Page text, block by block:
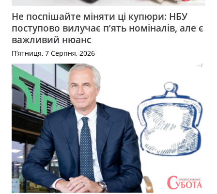
Не поспішайте міняти ці купюри: НБУ
поступово вилучає п’ять номіналів, але є
важливий нюанс
П’ятниця, 7 Серпня, 2026